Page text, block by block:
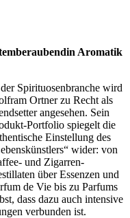
Aromatik
Spirituosenbranche wird
Ortner zu Recht als
angesehen. Sein
Portfolio spiegelt die
Einstellung des
wider: von
und Zigarren-
über Essenzen und
de Vie bis zu Parfums
dass dazu auch intensive
verbunden ist.